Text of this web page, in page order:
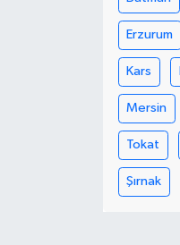
Erzurum
Kars
Mersin
Tokat
Şırnak